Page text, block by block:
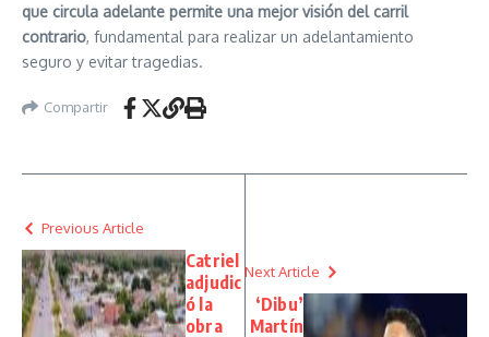
que circula adelante permite una mejor visión del carril
contrario, fundamental para realizar un adelantamiento
seguro y evitar tragedias.
Compartir
Previous Article
Catriel
adjudic
ó la
obra
Next Article
‘Dibu’
Martín